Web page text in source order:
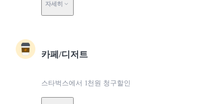
자세히
카페/디저트
스타벅스에서 1천원 청구할인